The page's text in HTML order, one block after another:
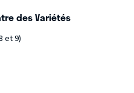
des Variétés
et 9)